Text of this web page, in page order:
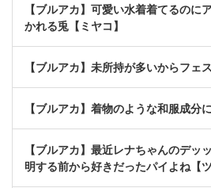
【ブルアカ】可愛い水着着てるのに
かれる兎【ミヤコ】
【ブルアカ】未所持が多いからフェ
【ブルアカ】着物のような和服成分
【ブルアカ】最近レナちゃんのデッ
明する前から好きだったパイよね【